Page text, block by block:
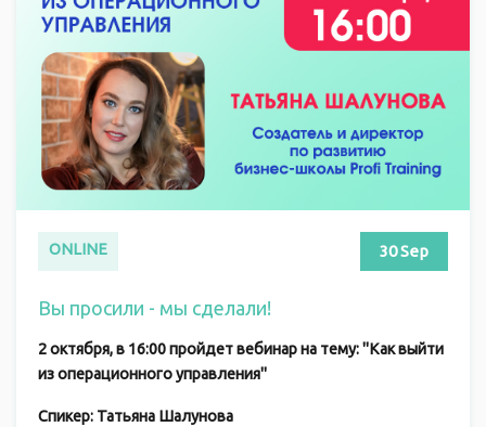
ONLINE 30 Sep
Вы просили - мы сделали!
2 октября, в 16:00 пройдет вебинар на тему: "Как выйти
из операционного управления"
Спикер: Татьяна Шалунова